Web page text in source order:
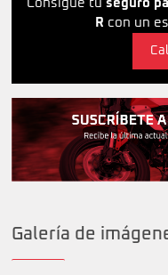
Consigue tu seguro
R con un
Galería de